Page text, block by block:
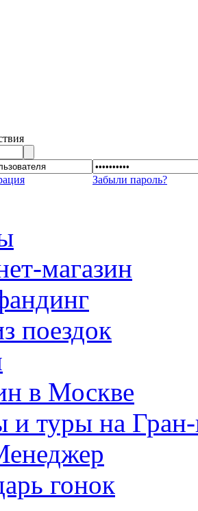
Забыли пароль?
магазин
поездок
в Москве
и туры на
гонок